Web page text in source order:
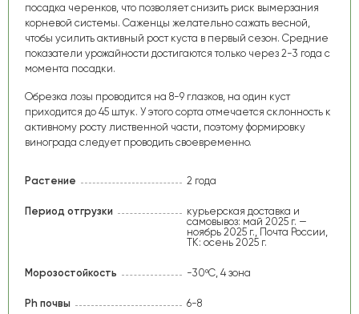
посадка черенков, что позволяет снизить риск вымерзания
корневой системы. Саженцы желательно сажать весной,
чтобы усилить активный рост куста в первый сезон. Средние
показатели урожайности достигаются только через 2-3 года с
момента посадки.
Обрезка лозы проводится на 8-9 глазков, на один куст
приходится до 45 штук. У этого сорта отмечается склонность к
активному росту лиственной части, поэтому формировку
винограда следует проводить своевременно.
Растение 2 года
Период отгрузки
курьерская доставка и
самовывоз: май 2025 г. —
ноябрь 2025 г., Почта России,
ТК: осень 2025 г.
Морозостойкость -30ºС, 4 зона
Ph почвы 6-8